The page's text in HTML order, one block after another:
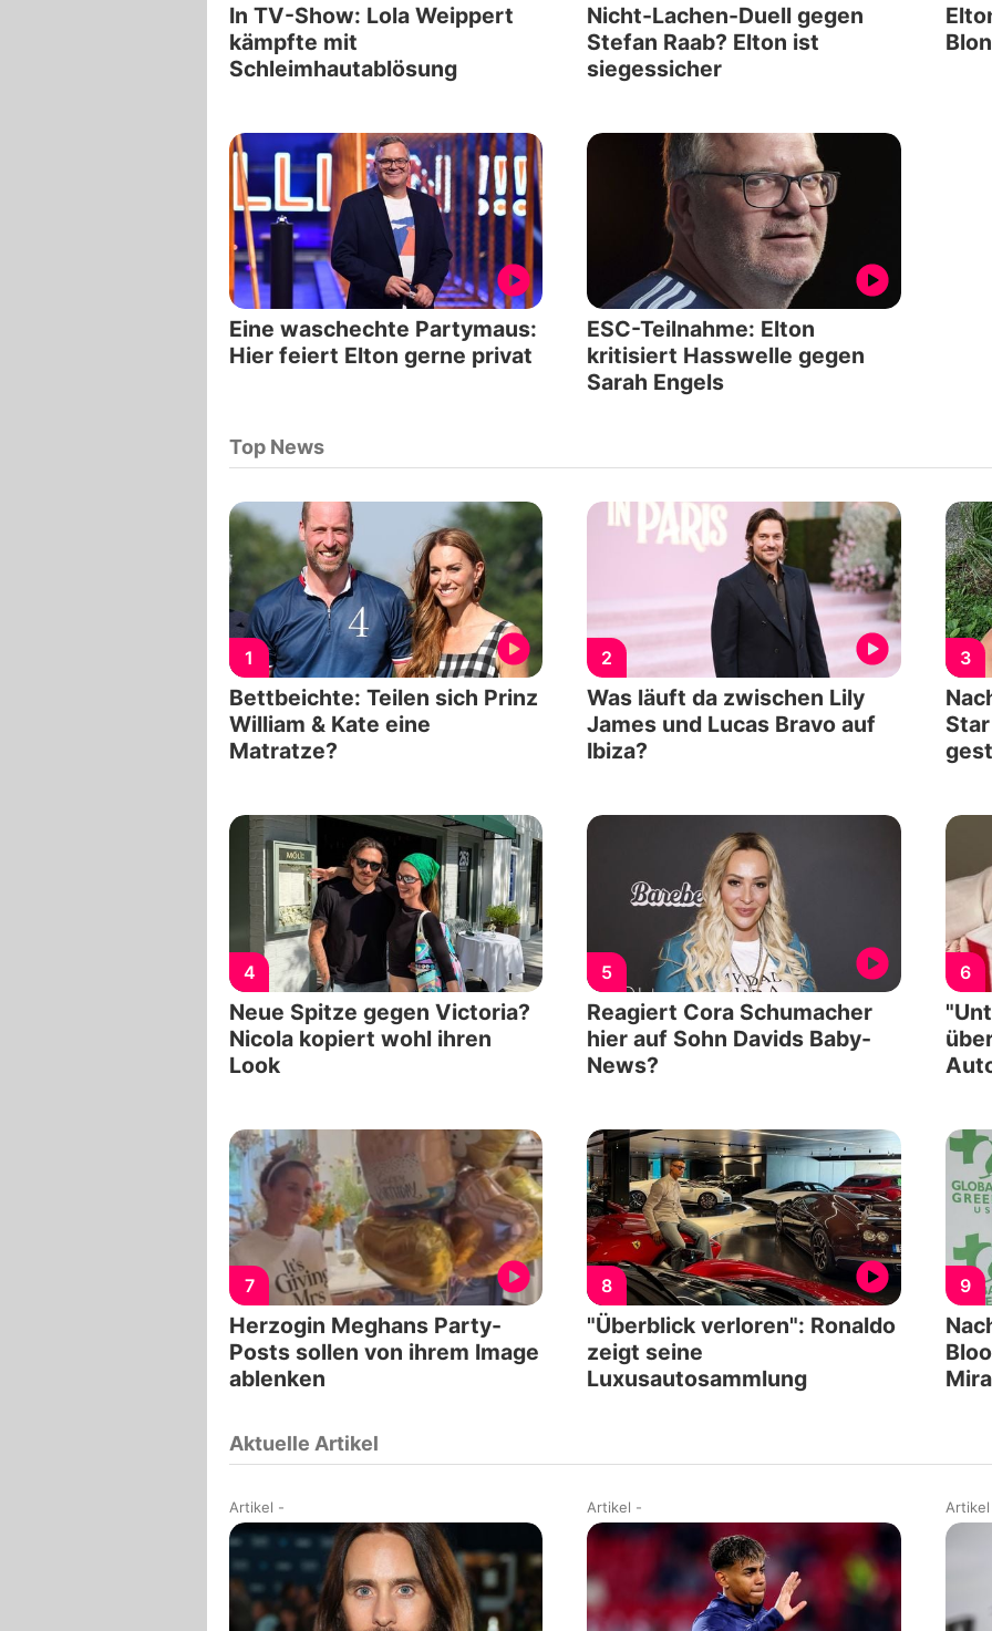
In TV-Show: Lola Weippert
kämpfte mit
Schleimhautablösung
Nicht-Lachen-Duell gegen
Stefan Raab? Elton ist
siegessicher
Eine waschechte Partymaus:
Hier feiert Elton gerne privat
ESC-Teilnahme: Elton
kritisiert Hasswelle gegen
Sarah Engels
Top News
1
Bettbeichte: Teilen sich Prinz
William & Kate eine
Matratze?
2
Was läuft da zwischen Lily
James und Lucas Bravo auf
Ibiza?
3
4
Neue Spitze gegen Victoria?
Nicola kopiert wohl ihren
Look
5
Reagiert Cora Schumacher
hier auf Sohn Davids Baby-
News?
6
7
Herzogin Meghans Party-
Posts sollen von ihrem Image
ablenken
8
"Überblick verloren": Ronaldo
zeigt seine
Luxusautosammlung
9
Aktuelle Artikel
Artikel - Artikel - Artikel